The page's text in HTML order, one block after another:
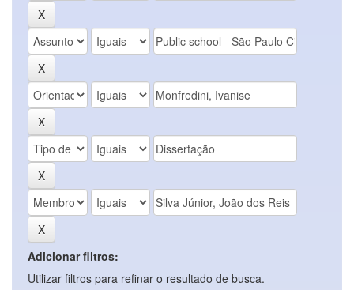
Adicionar filtros:
Utilizar filtros para refinar o resultado de busca.